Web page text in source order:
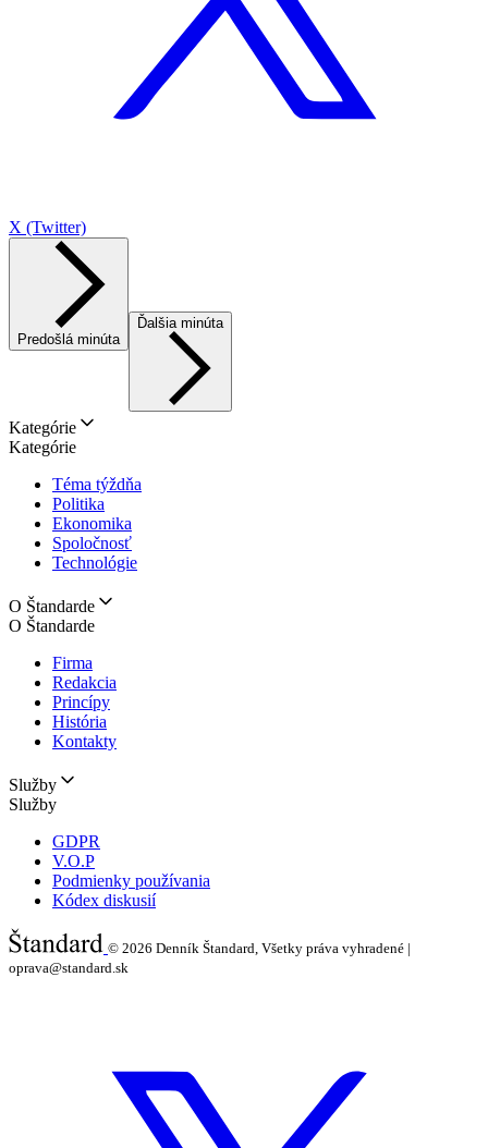
X (Twitter)
Predošlá minúta
Ďalšia minúta
Kategórie
Kategórie
Téma týždňa
Politika
Ekonomika
Spoločnosť
Technológie
O Štandarde
O Štandarde
Firma
Redakcia
Princípy
História
Kontakty
Služby
Služby
GDPR
V.O.P
Podmienky používania
Kódex diskusií
© 2026 Denník Štandard, Všetky práva vyhradené |
oprava@standard.sk